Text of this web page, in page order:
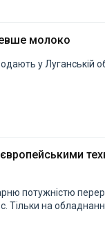
молоко
у Луганській
потужністю
Тільки на